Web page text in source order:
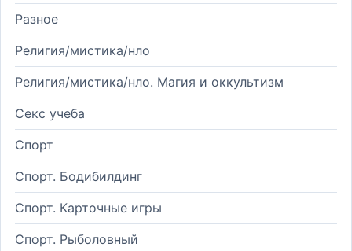
Разное
Религия/мистика/нло
Религия/мистика/нло. Магия и оккультизм
Секс учеба
Спорт
Спорт. Бодибилдинг
Спорт. Карточные игры
Спорт. Рыболовный